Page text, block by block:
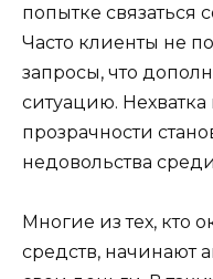
попытке связаться
Часто клиенты не
запросы, что
ситуацию.
прозрачности
недовольства
Многие из тех, кто
средств, начинают